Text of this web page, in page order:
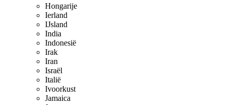
Hongarije
Ierland
IJsland
India
Indonesië
Irak
Iran
Israël
Italië
Ivoorkust
Jamaica